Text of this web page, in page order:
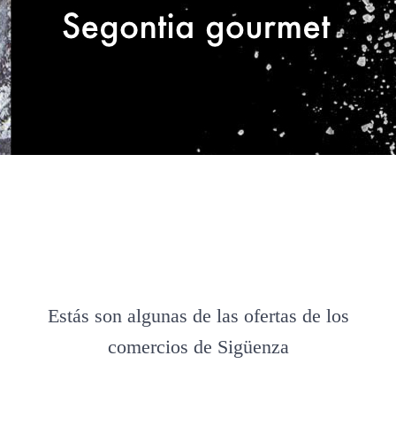
Estás son algunas de las ofertas de los
comercios de Sigüenza